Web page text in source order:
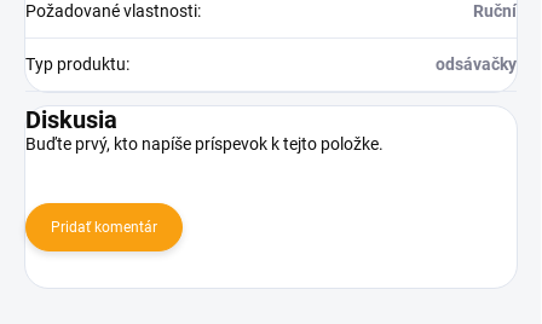
Požadované vlastnosti: Ruční
Typ produktu: odsávačky
Diskusia
Buďte prvý, kto napíše príspevok k tejto položke.
Pridať komentár